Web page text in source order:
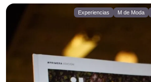
Experiencias M de Moda